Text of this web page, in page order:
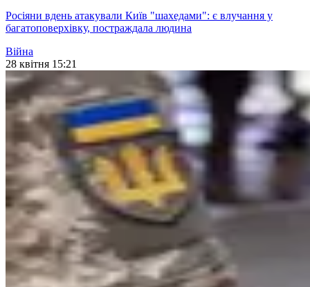
Росіяни вдень атакували Київ "шахедами": є влучання у
багатоповерхівку, постраждала людина
Війна
28 квітня 15:21